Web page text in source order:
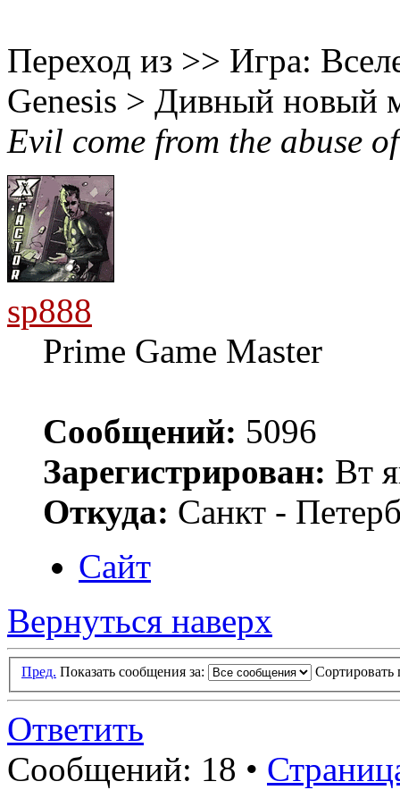
Переход из >> Игра:
Genesis > Дивный новый
Evil come from the abuse
sp888
Prime Game Master
Сообщений: 5096
Зарегистрирован: Вт
Откуда: Санкт -
Сайт
Вернуться наверх
Пред. Показать сообщения за: Сортировать
Ответить
Сообщений: 18 •